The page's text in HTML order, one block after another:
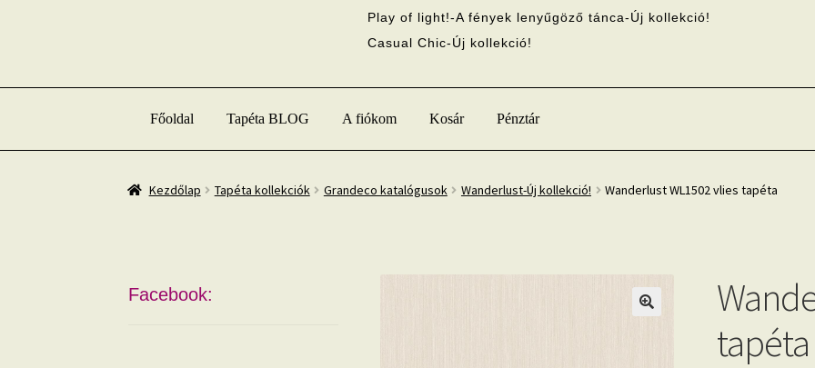
Play of light!-A fények lenyűgöző tánca-Új kollekció!
Casual Chic-Új kollekció!
Főoldal Tapéta BLOG A fiókom Kosár Pénztár
Kezdőlap Tapéta kollekciók Grandeco katalógusok Wanderlust-Új kollekció! Wanderlust WL1502 vlies tapéta
tapéta
Facebook: